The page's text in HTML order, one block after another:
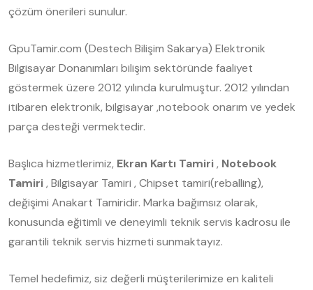
çözüm önerileri sunulur.
GpuTamir.com (Destech Bilişim Sakarya) Elektronik
Bilgisayar Donanımları bilişim sektöründe faaliyet
göstermek üzere 2012 yılında kurulmuştur. 2012 yılından
itibaren elektronik, bilgisayar ,notebook onarım ve yedek
parça desteği vermektedir.
Başlıca hizmetlerimiz, Ekran Kartı Tamiri, Notebook
Tamiri, Bilgisayar Tamiri , Chipset tamiri(reballing),
değişimi Anakart Tamiridir. Marka bağımsız olarak,
konusunda eğitimli ve deneyimli teknik servis kadrosu ile
garantili teknik servis hizmeti sunmaktayız.
Temel hedefimiz, siz değerli müşterilerimize en kaliteli